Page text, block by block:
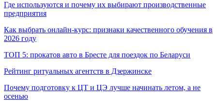
Где используются и почему их выбирают производственные
предприятия
Как выбрать онлайн-курс: признаки качественного обучения в
2026 году
ТОП 5: прокатов авто в Бресте для поездок по Беларуси
Рейтинг ритуальных агентств в Дзержинске
Почему подготовку к ЦТ и ЦЭ лучше начинать летом, а не
осенью